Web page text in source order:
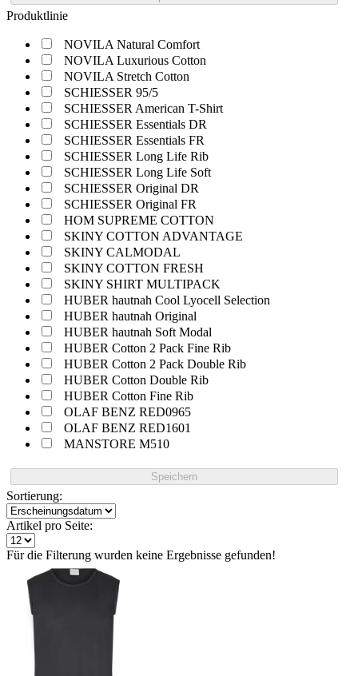
Produktlinie
NOVILA Natural Comfort
NOVILA Luxurious Cotton
NOVILA Stretch Cotton
SCHIESSER 95/5
SCHIESSER American T-Shirt
SCHIESSER Essentials DR
SCHIESSER Essentials FR
SCHIESSER Long Life Rib
SCHIESSER Long Life Soft
SCHIESSER Original DR
SCHIESSER Original FR
HOM SUPREME COTTON
SKINY COTTON ADVANTAGE
SKINY CALMODAL
SKINY COTTON FRESH
SKINY SHIRT MULTIPACK
HUBER hautnah Cool Lyocell Selection
HUBER hautnah Original
HUBER hautnah Soft Modal
HUBER Cotton 2 Pack Fine Rib
HUBER Cotton 2 Pack Double Rib
HUBER Cotton Double Rib
HUBER Cotton Fine Rib
OLAF BENZ RED0965
OLAF BENZ RED1601
MANSTORE M510
Speichern
Sortierung:
Artikel pro Seite:
Für die Filterung wurden keine Ergebnisse gefunden!